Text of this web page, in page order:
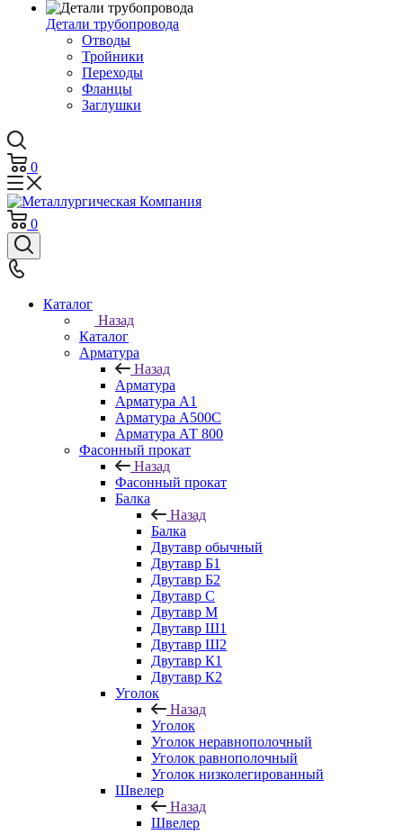
Детали трубопровода
Отводы
Тройники
Переходы
Фланцы
Заглушки
0
0
Каталог
Назад
Каталог
Арматура
Назад
Арматура
Арматура А1
Арматура А500С
Арматура АТ 800
Фасонный прокат
Назад
Фасонный прокат
Балка
Назад
Балка
Двутавр обычный
Двутавр Б1
Двутавр Б2
Двутавр С
Двутавр М
Двутавр Ш1
Двутавр Ш2
Двутавр К1
Двутавр К2
Уголок
Назад
Уголок
Уголок неравнополочный
Уголок равнополочный
Уголок низколегированный
Швелер
Назад
Швелер